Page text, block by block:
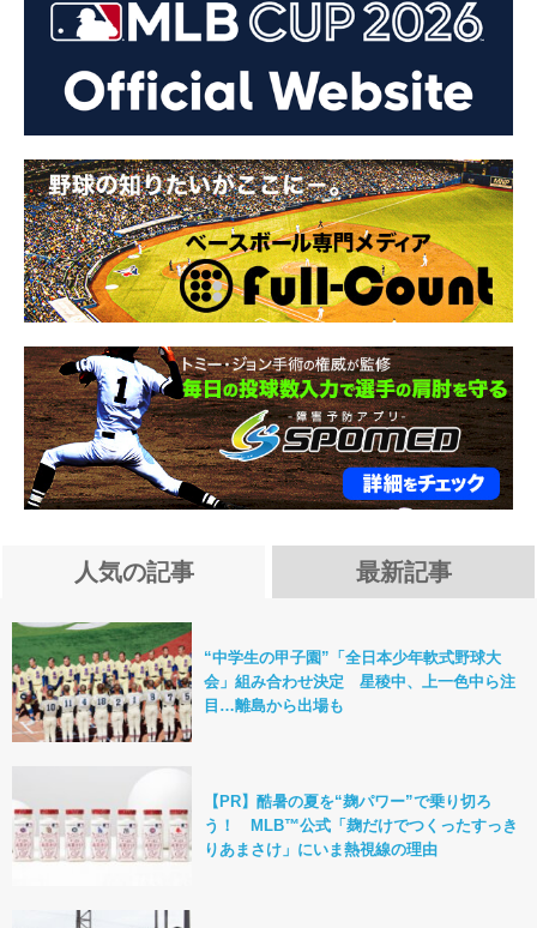
人気の記事 最新記事
“中学生の甲子園”「全日本少年軟式野球大
会」組み合わせ決定 星稜中、上一色中ら注
目…離島から出場も
【PR】酷暑の夏を“麹パワー”で乗り切ろ
う！ MLB™公式「麹だけでつくったすっき
りあまさけ」にいま熱視線の理由